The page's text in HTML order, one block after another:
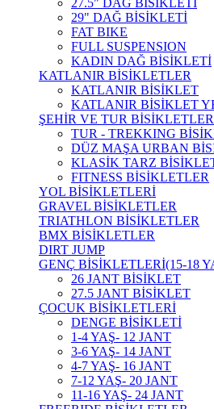
27.5" DAĞ BİSİKLETİ
29" DAĞ BİSİKLETİ
FAT BIKE
FULL SUSPENSION
KADIN DAĞ BİSİKLETİ
KATLANIR BİSİKLETLER
KATLANIR BİSİKLET
KATLANIR BİSİKLET
ŞEHİR VE TUR
TUR - TREKKING
DÜZ MAŞA URBAN
KLASİK TARZ
FITNESS BİSİKLETLER
YOL BİSİKLETLERİ
GRAVEL BİSİKLETLER
TRIATHLON BİSİKLETLER
BMX BİSİKLETLER
DIRT JUMP
GENÇ BİSİKLETLERİ(15-18
26 JANT BİSİKLET
27.5 JANT BİSİKLET
ÇOCUK BİSİKLETLERİ
DENGE BİSİKLETİ
1-4 YAŞ- 12 JANT
3-6 YAŞ- 14 JANT
4-7 YAŞ- 16 JANT
7-12 YAŞ- 20 JANT
11-16 YAŞ- 24 JANT